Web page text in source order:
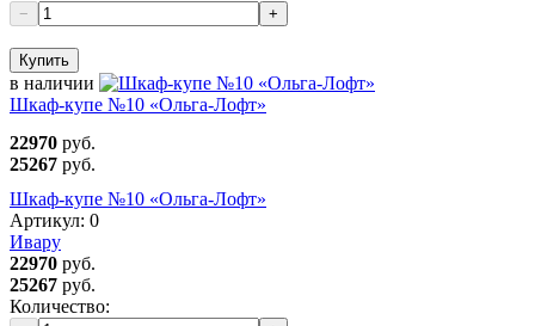
− +
Купить
в наличии
Шкаф-купе №10 «Ольга-Лофт»
22970 руб.
25267 руб.
Шкаф-купе №10 «Ольга-Лофт»
Артикул: 0
Ивару
22970 руб.
25267 руб.
Количество: